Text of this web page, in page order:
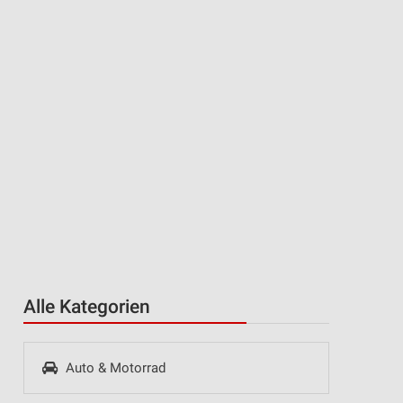
Alle Kategorien
Auto & Motorrad